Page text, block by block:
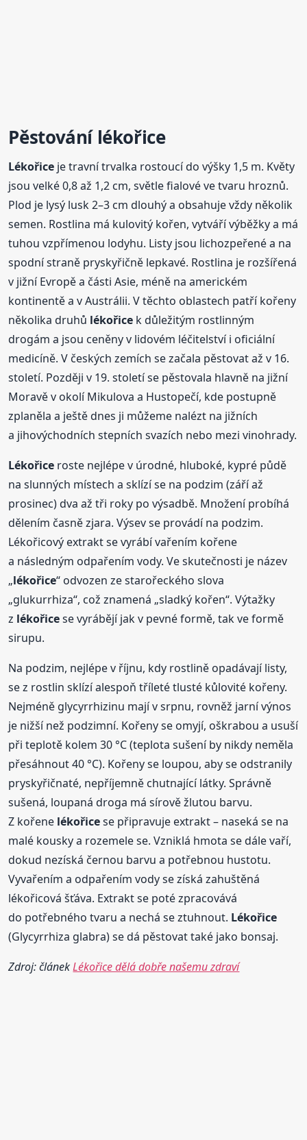
Pěstování lékořice
Lékořice je travní trvalka rostoucí do výšky 1,5 m. Květy
jsou velké 0,8 až 1,2 cm, světle fialové ve tvaru hroznů.
Plod je lysý lusk 2–3 cm dlouhý a obsahuje vždy několik
semen. Rostlina má kulovitý kořen, vytváří výběžky a má
tuhou vzpřímenou lodyhu. Listy jsou lichozpeřené a na
spodní straně pryskyřičně lepkavé. Rostlina je rozšířená
v jižní Evropě a části Asie, méně na americkém
kontinentě a v Austrálii. V těchto oblastech patří kořeny
několika druhů lékořice k důležitým rostlinným
drogám a jsou ceněny v lidovém léčitelství i oficiální
medicíně. V českých zemích se začala pěstovat až v 16.
století. Později v 19. století se pěstovala hlavně na jižní
Moravě v okolí Mikulova a Hustopečí, kde postupně
zplaněla a ještě dnes ji můžeme nalézt na jižních
a jihovýchodních stepních svazích nebo mezi vinohrady.
Lékořice roste nejlépe v úrodné, hluboké, kypré půdě
na slunných místech a sklízí se na podzim (září až
prosinec) dva až tři roky po výsadbě. Množení probíhá
dělením časně zjara. Výsev se provádí na podzim.
Lékořicový extrakt se vyrábí vařením kořene
a následným odpařením vody. Ve skutečnosti je název
„lékořice“ odvozen ze starořeckého slova
„glukurrhiza“, což znamená „sladký kořen“. Výtažky
z lékořicese vyrábějí jak v pevné formě, tak ve formě
sirupu.
Na podzim, nejlépe v říjnu, kdy rostlině opadávají listy,
se z rostlin sklízí alespoň tříleté tlusté kůlovité kořeny.
Nejméně glycyrrhizinu mají v srpnu, rovněž jarní výnos
je nižší než podzimní. Kořeny se omyjí, oškrabou a usuší
při teplotě kolem 30 °C (teplota sušení by nikdy neměla
přesáhnout 40 °C). Kořeny se loupou, aby se odstranily
pryskyřičnaté, nepříjemně chutnající látky. Správně
sušená, loupaná droga má sírově žlutou barvu.
Z kořene lékořicese připravuje extrakt – naseká se na
malé kousky a rozemele se. Vzniklá hmota se dále vaří,
dokud nezíská černou barvu a potřebnou hustotu.
Vyvařením a odpařením vody se získá zahuštěná
lékořicová šťáva. Extrakt se poté zpracovává
do potřebného tvaru a nechá se ztuhnout. Lékořice
(Glycyrrhiza glabra) se dá pěstovat také jako bonsaj.
Zdroj: článekLékořice dělá dobře našemu zdraví